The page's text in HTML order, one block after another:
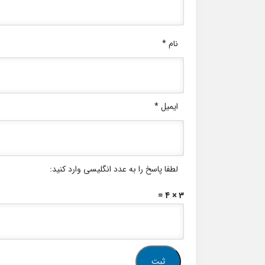
نام*
ایمیل*
لطفا پاسخ را به عدد انگلیسی وارد کنید:
3 × 4 =